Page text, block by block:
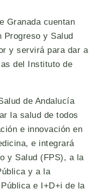
Granada cuentan
Progreso y Salud
y servirá para dar a
del Instituto de
de Andalucía
la salud de todos
e innovación en
e integrará
y Salud (FPS), a la
y a la
e I+D+i de la